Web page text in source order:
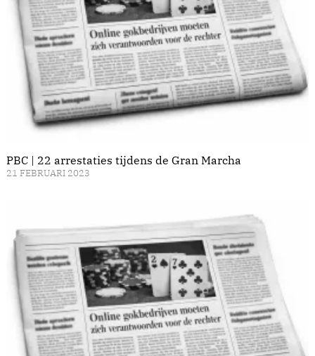
PBC | 22 arrestaties tijdens de Gran Marcha
21 FEBRUARI 2023